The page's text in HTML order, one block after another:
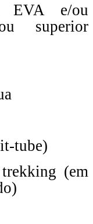
EVA e/ou
superior
tube)
(em